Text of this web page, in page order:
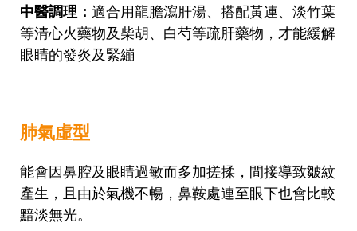
中醫調理： 適合用龍膽瀉肝湯、搭配黃連、淡竹葉
等清心火藥物及柴胡、白芍等疏肝藥物，才能緩解
眼睛的發炎及緊繃
肺氣虛型
能會因鼻腔及眼睛過敏而多加搓揉，間接導致皺紋
產生，且由於氣機不暢，鼻鞍處連至眼下也會比較
黯淡無光。